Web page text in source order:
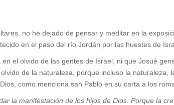
no he dejado de pensar y meditar en la
en el paso del río Jordán por las huestes de
el olvido de las gentes de Israel, ni que Josué
de la naturaleza, porque incluso la naturaleza,
como menciona san Pablo en su carta a los
la manifestación de los hijos de Dios. Porque la